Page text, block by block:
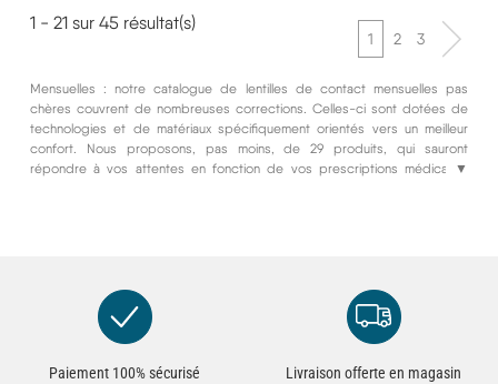
1 - 21 sur 45 résultat(s)
1 2 3
▼
Mensuelles : notre catalogue de lentilles de contact mensuelles pas
chères couvrent de nombreuses corrections. Celles-ci sont dotées de
technologies et de matériaux spécifiquement orientés vers un meilleur
confort. Nous proposons, pas moins, de 29 produits, qui sauront
répondre à vos attentes en fonction de vos prescriptions médicales.
Paiement 100% sécurisé
Livraison offerte en magasin